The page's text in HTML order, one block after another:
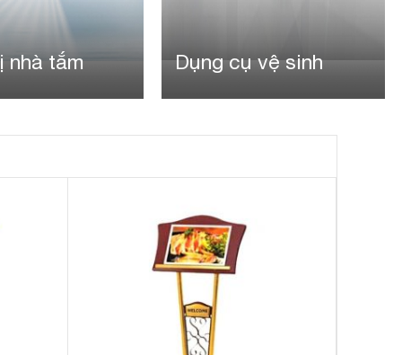
nhà tắm Dụng cụ vệ sinh